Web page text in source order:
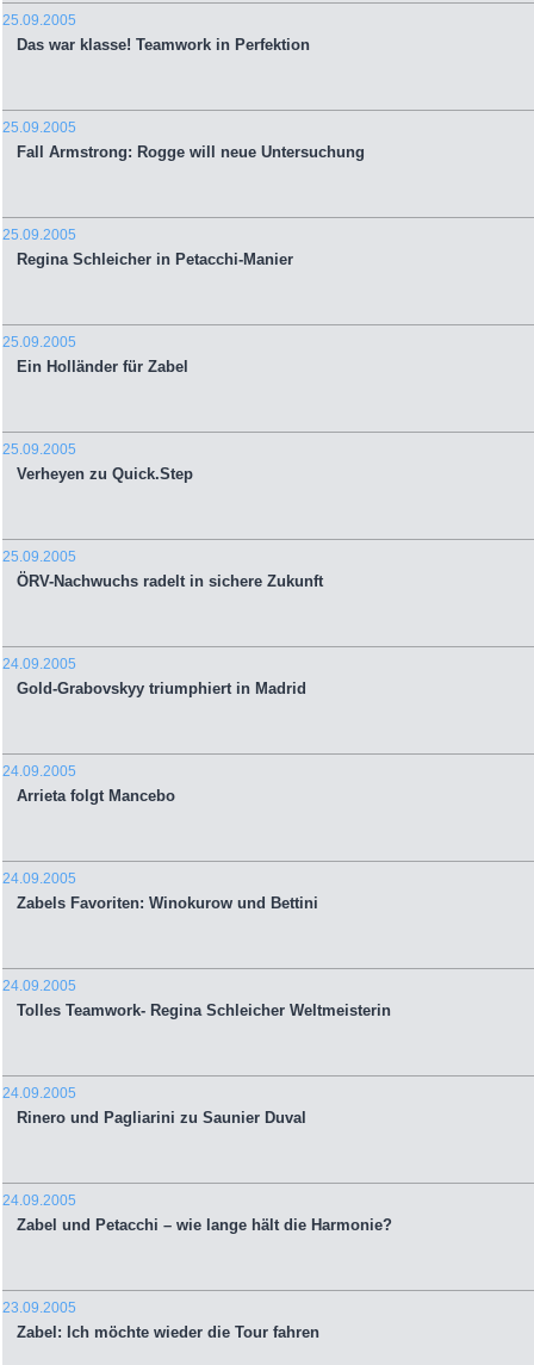
25.09.2005
Das war klasse! Teamwork in Perfektion
25.09.2005
Fall Armstrong: Rogge will neue Untersuchung
25.09.2005
Regina Schleicher in Petacchi-Manier
25.09.2005
Ein Holländer für Zabel
25.09.2005
Verheyen zu Quick.Step
25.09.2005
ÖRV-Nachwuchs radelt in sichere Zukunft
24.09.2005
Gold-Grabovskyy triumphiert in Madrid
24.09.2005
Arrieta folgt Mancebo
24.09.2005
Zabels Favoriten: Winokurow und Bettini
24.09.2005
Tolles Teamwork- Regina Schleicher Weltmeisterin
24.09.2005
Rinero und Pagliarini zu Saunier Duval
24.09.2005
Zabel und Petacchi – wie lange hält die Harmonie?
23.09.2005
Zabel: Ich möchte wieder die Tour fahren